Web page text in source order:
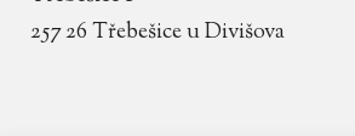
257 26 Třebešice u Divišova